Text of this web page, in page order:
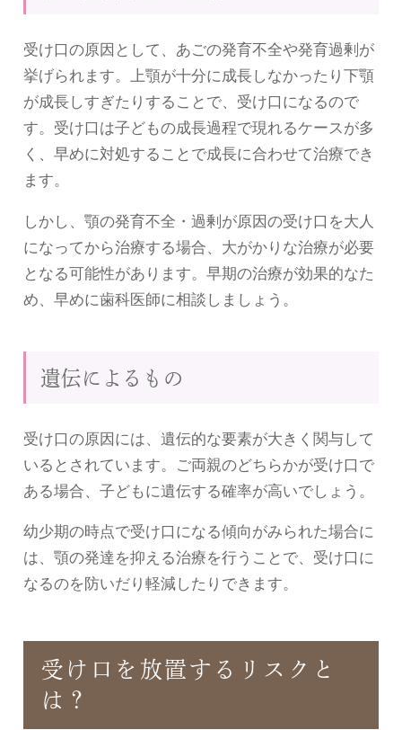
受け口の原因として、あごの発育不全や発育過剰が
挙げられます。上顎が十分に成長しなかったり下顎
が成長しすぎたりすることで、受け口になるので
す。受け口は子どもの成長過程で現れるケースが多
く、早めに対処することで成長に合わせて治療でき
ます。
しかし、顎の発育不全・過剰が原因の受け口を大人
になってから治療する場合、大がかりな治療が必要
となる可能性があります。早期の治療が効果的なた
め、早めに歯科医師に相談しましょう。
遺伝によるもの
受け口の原因には、遺伝的な要素が大きく関与して
いるとされています。ご両親のどちらかが受け口で
ある場合、子どもに遺伝する確率が高いでしょう。
幼少期の時点で受け口になる傾向がみられた場合に
は、顎の発達を抑える治療を行うことで、受け口に
なるのを防いだり軽減したりできます。
受け口を放置するリスクと
は？